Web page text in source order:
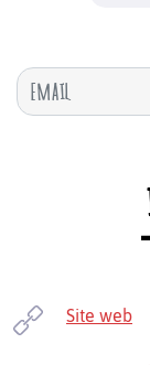
Site web